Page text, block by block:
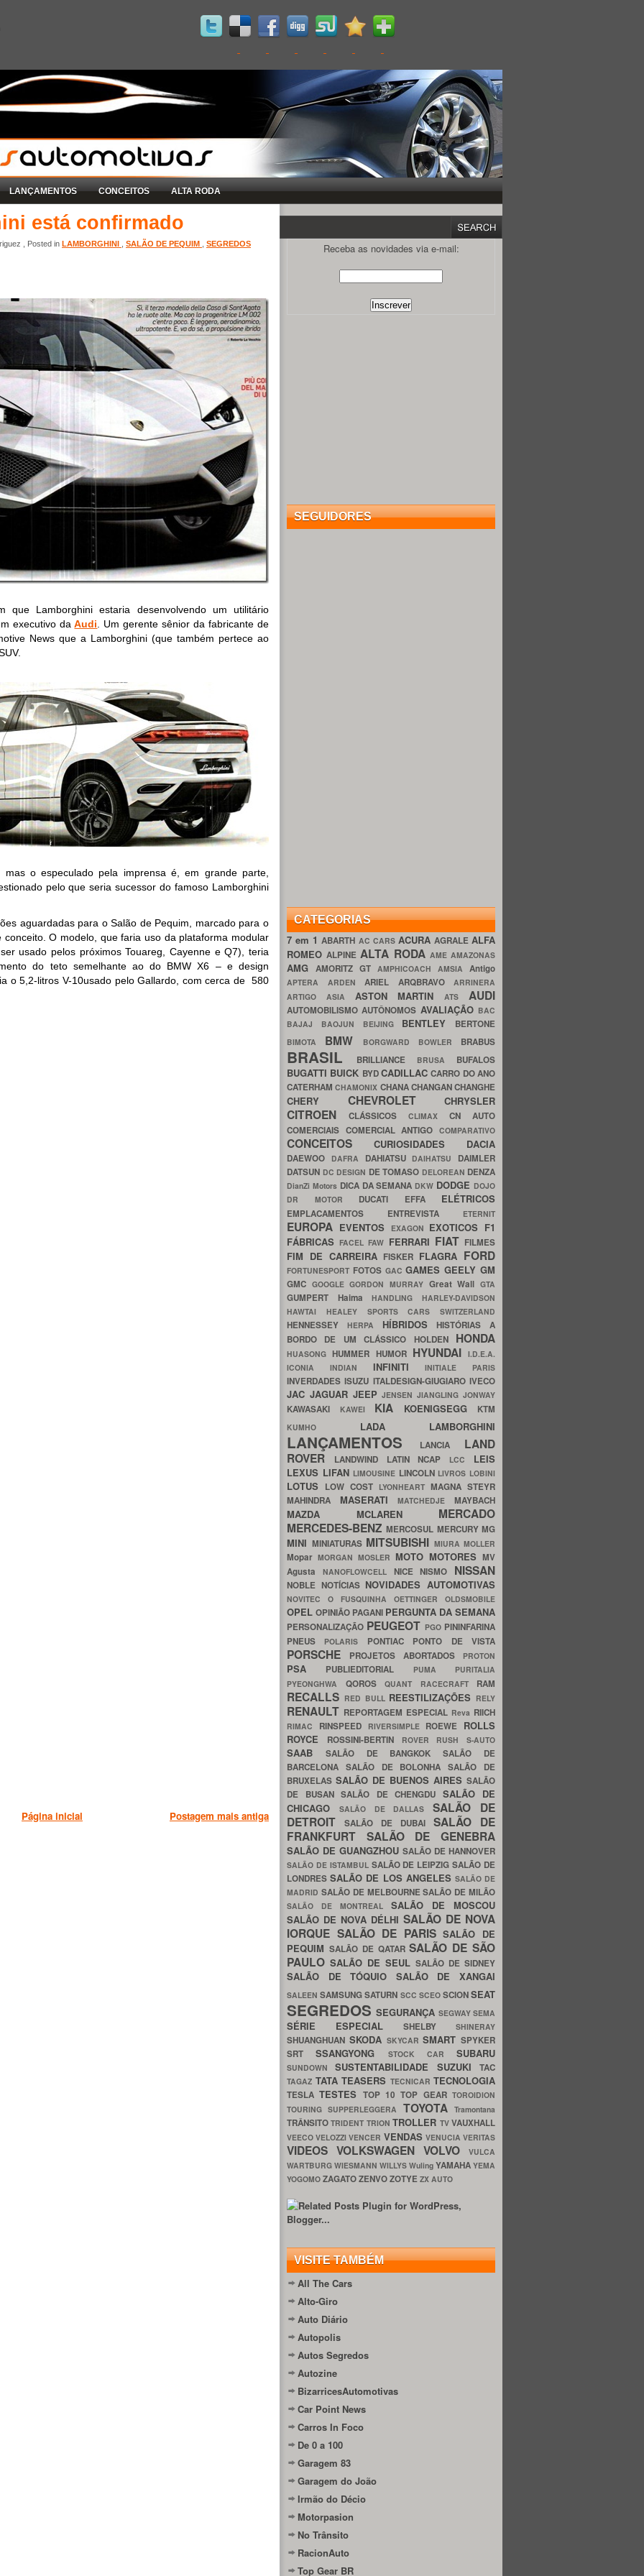
LANÇAMENTOS CONCEITOS ALTA RODA
está confirmado
, Posted in LAMBORGHINI SALÃO DE PEQUIM SEGREDOS
que Lamborghini estaria desenvolvendo um utilitário
executivo daAudi . Um gerente sênior da fabricante de
News que a Lamborghini (que também pertece ao
o especulado pela imprensa é, em grande parte,
pelo que seria sucessor do famoso Lamborghini
aguardadas para o Salão de Pequim, marcado para o
O modelo, que faria uso da plataforma modular
usado pelos próximos Touareg, Cayenne e Q7), teria
do teto semelhante ao do BMW X6 – e design
o 5,2-litros V-10usado pelo Gallardo, com cerca de 580
Postagem mais antiga
Página inicial
Receba as novidades via e-mail:
SEGUIDORES
CATEGORIAS
7 em 1ABARTH AC CARS ACURA AGRALE ALFA
ROMEOALPINEALTA RODA AME AMAZONAS
AMG AMORITZ GT AMPHICOACH AMSIA Antigo
APTERA ARDEN ARIEL ARQBRAVO ARRINERA
ARTIGO ASIA ASTON MARTINATS AUDI
AUTOMOBILISMOAUTÔNOMOS AVALIAÇÃO BAC
BAJAJ BAOJUN BEIJING BENTLEY BERTONE
BIMOTA BMW BORGWARD BOWLER BRABUS
BRASIL BRILLIANCE BRUSA BUFALOS
BUGATTI BUICK BYDCADILLACCARRO DO ANO
CATERHAMCHAMONIX CHANACHANGANCHANGHE
CHERY CHEVROLET CHRYSLER
CITROEN CLÁSSICOS CLIMAX CN AUTO
COMERCIAIS COMERCIAL ANTIGOCOMPARATIVO
CONCEITOS CURIOSIDADES DACIA
DAEWOO DAFRA DAHIATSU DAIHATSU DAIMLER
DATSUN DC DESIGN DE TOMASO DELOREAN DENZA
DianZi Motors DICA DA SEMANA DKW DODGE DOJO
DR MOTOR DUCATI EFFA ELÉTRICOS
EMPLACAMENTOS ENTREVISTA ETERNIT
EUROPA EVENTOS EXAGON EXOTICOS F1
FÁBRICASFACELFAW FERRARI FIAT FILMES
FIM DE CARREIRA FISKER FLAGRA FORD
FORTUNESPORT FOTOS GACGAMESGEELYGM
GMC GOOGLEGORDON MURRAY Great WallGTA
GUMPERT HaimaHANDLINGHARLEY-DAVIDSON
HAWTAI HEALEY SPORTS CARS SWITZERLAND
HENNESSEY HERPA HÍBRIDOSHISTÓRIAS A
BORDO DE UM CLÁSSICO HOLDEN HONDA
HUASONGHUMMER HUMOR HYUNDAI I.D.E.A.
ICONIA INDIAN INFINITIINITIALE PARIS
INVERDADESISUZU ITALDESIGN-GIUGIAROIVECO
JAC JAGUAR JEEPJENSENJIANGLINGJONWAY
KAWASAKI KAWEI KIA KOENIGSEGG KTM
KUMHO LADA LAMBORGHINI
LANÇAMENTOS LANCIA LAND
ROVER
LANDWIND LATIN NCAP LCC LEIS
LEXUS LIFAN LIMOUSINE LINCOLN LIVROS LOBINI
LOTUS LOW COST LYONHEART MAGNA STEYR
MAHINDRA MASERATIMATCHEDJEMAYBACH
MAZDA MCLAREN MERCADO
MERCEDES-BENZMERCOSUL MERCURYMG
MINI MINIATURAS MITSUBISHI MIURA MOLLER
Mopar MORGAN MOSLER MOTO MOTORES MV
Agusta NANOFLOWCELL NICENISMO NISSAN
NOBLE NOTÍCIAS NOVIDADES AUTOMOTIVAS
NOVITEC O FUSQUINHA OETTINGER OLDSMOBILE
OPEL OPINIÃO PAGANI PERGUNTA DA SEMANA
PERSONALIZAÇÃO PEUGEOT PGO PININFARINA
PNEUS
POLARIS PONTIAC PONTO DE VISTA
PORSCHE PROJETOS ABORTADOS PROTON
PSA PUBLIEDITORIAL PUMA PURITALIA
PYEONGHWA QOROS QUANT RACECRAFT RAM
RECALLS RED BULL REESTILIZAÇÕES RELY
RENAULT REPORTAGEM ESPECIAL Reva RIICH
RIMAC RINSPEED RIVERSIMPLE ROEWE ROLLS
ROYCE
ROSSINI-BERTIN ROVER RUSH S-AUTO
SAAB SALÃO DE BANGKOKSALÃO DE
BARCELONA SALÃO DE BOLONHASALÃO DE
BRUXELAS SALÃO DE BUENOS AIRES SALÃO
DE BUSAN SALÃO DE CHENGDU SALÃO DE
CHICAGO
SALÃO DE DALLASSALÃO DE
DETROIT
SALÃO DE DUBAI SALÃO DE
FRANKFURT SALÃO DE GENEBRA
SALÃO DE GUANGZHOU SALÃO DE HANNOVER
SALÃO DE ISTAMBUL SALÃO DE LEIPZIGSALÃO DE
LONDRESSALÃO DE LOS ANGELES SALÃO DE
MADRID SALÃO DE MELBOURNESALÃO DE MILÃO
SALÃO DE MONTREAL SALÃO DE MOSCOU
SALÃO DE NOVA DÉLHI SALÃO DE NOVA
IORQUE SALÃO DE PARISSALÃO DE
PEQUIM SALÃO DE QATARSALÃO DE SÃO
PAULO SALÃO DE SEUL SALÃO DE SIDNEY
SALÃO DE TÓQUIO SALÃO DE XANGAI
SALEENSAMSUNGSATURN SCC SCEO SCIONSEAT
SEGREDOSSEGURANÇA SEGWAYSEMA
SÉRIE ESPECIAL SHELBY SHINERAY
SHUANGHUAN SKODA SKYCARSMART SPYKER
SRTSSANGYONG STOCK CAR SUBARU
SUNDOWNSUSTENTABILIDADE SUZUKITAC
TAGAZ TATA TEASERS TECNICAR TECNOLOGIA
TESLATESTES TOP 10TOP GEARTOROIDION
TOURING SUPPERLEGGERA TOYOTATramontana
TRÂNSITOTRIDENT TRIONTROLLER TVVAUXHALL
VEECOVELOZZIVENCER VENDAS VENUCIAVERITAS
VIDEOS VOLKSWAGEN VOLVO
VULCA
WARTBURG WIESMANN WILLYS Wuling YAMAHA YEMA
YOGOMO ZAGATOZENVOZOTYE ZX AUTO
VISITE TAMBÉM
All The Cars
Alto-Giro
Auto Diário
Autopolis
Autos Segredos
Autozine
BizarricesAutomotivas
Car Point News
Carros In Foco
De 0 a 100
Garagem 83
Garagem do João
Irmão do Décio
Motorpasion
No Trânsito
RacionAuto
Top Gear BR